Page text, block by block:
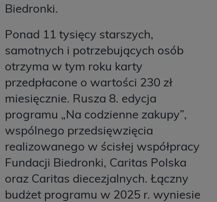
Biedronki.
Ponad 11 tysięcy starszych,
samotnych i potrzebujących osób
otrzyma w tym roku karty
przedpłacone o wartości 230 zł
miesięcznie. Rusza 8. edycja
programu „Na codzienne zakupy”,
wspólnego przedsięwzięcia
realizowanego w ścisłej współpracy
Fundacji Biedronki, Caritas Polska
oraz Caritas diecezjalnych. Łączny
budżet programu w 2025 r. wyniesie